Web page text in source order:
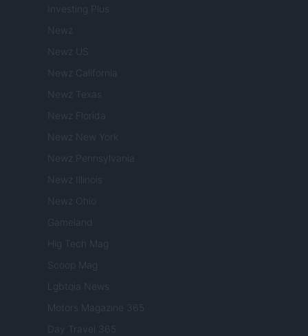
Investing Plus
Newz
Newz US
Newz California
Newz Texas
Newz Florida
Newz New York
Newz Pennsylvania
Newz Illinois
Newz Ohio
Gameland
Hig Tech Mag
Scoop Mag
Lgbtqia News
Motors Magazine 365
Day Travel 365